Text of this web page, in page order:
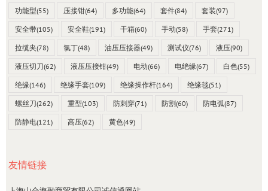
功能型(55) 压接钳(64) 多功能(64) 套件(84) 套装(97)
安全带(105) 安全鞋(191) 干箱(60) 手动(58) 手套(271)
拉缆夹(78) 氯丁(48) 油压压接器(49) 测试仪(76) 液压(90)
液压切刀(62) 液压压接钳(49) 电动(66) 电绝缘(67) 白色(55)
绝缘(146) 绝缘手套(109) 绝缘操作杆(164) 绝缘毯(51)
螺丝刀(262) 重型(103) 防刺穿(71) 防割(60) 防电弧(87)
防静电(121) 高压(62) 黄色(49)
友情链接